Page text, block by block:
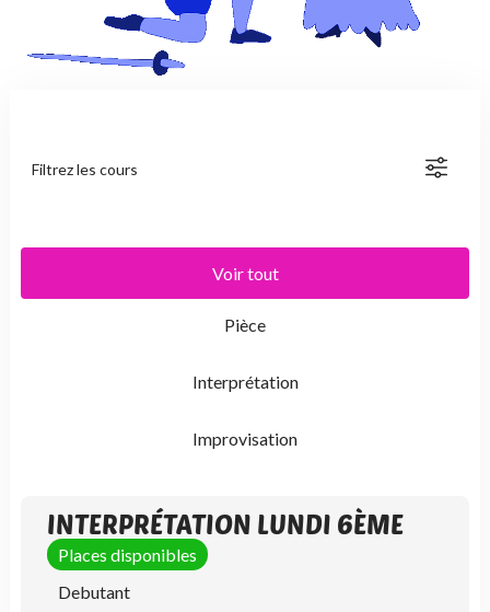
Voir tout
Pièce
Interprétation
Improvisation
INTERPRÉTATION LUNDI 6ÈME
Places disponibles
Debutant
Filtrez les cours